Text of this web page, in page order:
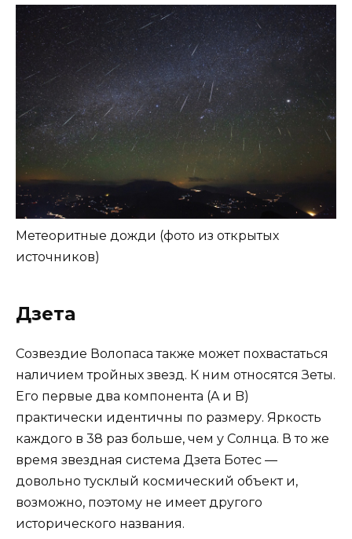
Метеоритные дожди (фото из открытых
источников)
Дзета
Созвездие Волопаса также может похвастаться
наличием тройных звезд. К ним относятся Зеты.
Его первые два компонента (A и B)
практически идентичны по размеру. Яркость
каждого в 38 раз больше, чем у Солнца. В то же
время звездная система Дзета Ботес —
довольно тусклый космический объект и,
возможно, поэтому не имеет другого
исторического названия.